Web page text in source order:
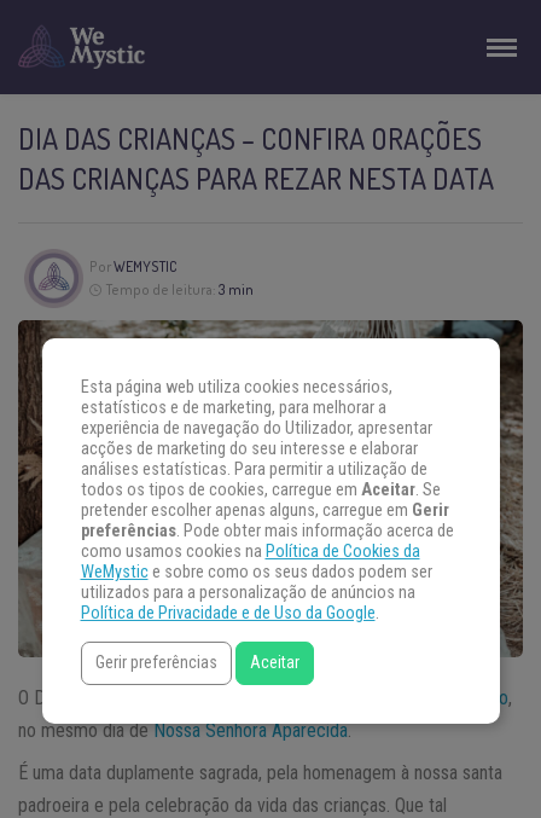
DIA DAS CRIANÇAS – CONFIRA ORAÇÕES
DAS CRIANÇAS PARA REZAR NESTA DATA
PorWEMYSTIC
Tempo de leitura: 3 min
O Dia das Crianças no Brasil é comemorado no dia 12 de outubro,
no mesmo dia deNossa Senhora Aparecida.
É uma data duplamente sagrada, pela homenagem à nossa santa
padroeira e pela celebração da vida das crianças. Que tal
Esta página web utiliza cookies necessários,
estatísticos e de marketing, para melhorar a
experiência de navegação do Utilizador, apresentar
acções de marketing do seu interesse e elaborar
análises estatísticas. Para permitir a utilização de
todos os tipos de cookies, carregue em Aceitar. Se
pretender escolher apenas alguns, carregue em Gerir
preferências. Pode obter mais informação acerca de
como usamos cookies na Política de Cookies da
WeMystice sobre como os seus dados podem ser
utilizados para a personalização de anúncios na
Política de Privacidade e de Uso da Google.
Gerir preferências Aceitar